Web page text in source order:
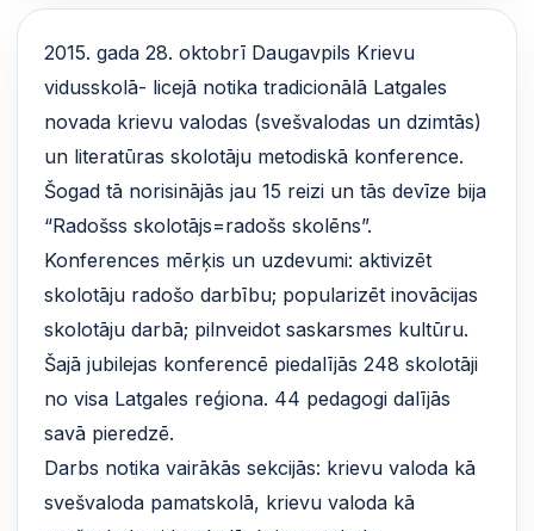
2015. gada 28. oktobrī Daugavpils Krievu
vidusskolā- licejā notika tradicionālā Latgales
novada krievu valodas (svešvalodas un dzimtās)
un literatūras skolotāju metodiskā konference.
Šogad tā norisinājās jau 15 reizi un tās devīze bija
“Radošss skolotājs=radošs skolēns”.
Konferences mērķis un uzdevumi: aktivizēt
skolotāju radošo darbību; popularizēt inovācijas
skolotāju darbā; pilnveidot saskarsmes kultūru.
Šajā jubilejas konferencē piedalījās 248 skolotāji
no visa Latgales reģiona. 44 pedagogi dalījās
savā pieredzē.
Darbs notika vairākās sekcijās: krievu valoda kā
svešvaloda pamatskolā, krievu valoda kā